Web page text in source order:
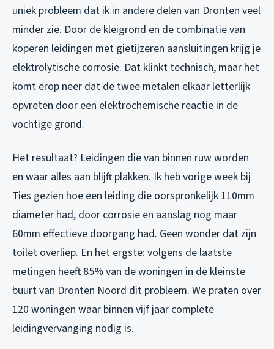
uniek probleem dat ik in andere delen van Dronten veel
minder zie. Door de kleigrond en de combinatie van
koperen leidingen met gietijzeren aansluitingen krijg je
elektrolytische corrosie. Dat klinkt technisch, maar het
komt erop neer dat de twee metalen elkaar letterlijk
opvreten door een elektrochemische reactie in de
vochtige grond.
Het resultaat? Leidingen die van binnen ruw worden
en waar alles aan blijft plakken. Ik heb vorige week bij
Ties gezien hoe een leiding die oorspronkelijk 110mm
diameter had, door corrosie en aanslag nog maar
60mm effectieve doorgang had. Geen wonder dat zijn
toilet overliep. En het ergste: volgens de laatste
metingen heeft 85% van de woningen in de kleinste
buurt van Dronten Noord dit probleem. We praten over
120 woningen waar binnen vijf jaar complete
leidingvervanging nodig is.